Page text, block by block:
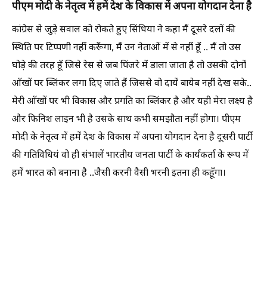
पीएम मोदी के नेतृत्व में हमें देश के विकास में अपना योगदान देना है
कांग्रेस से जुड़े सवाल को रोकते हुए सिंधिया ने कहा मैं दूसरे दलों की
स्थिति पर टिप्पणी नहीं करूँगा, मैं उन नेताओं में से नहीं हूँ .. मैं तो उस
घोड़े की तरह हूँ जिसे रेस से जब पिंजरे में डाला जाता है तो उसकी दोनों
आँखों पर ब्लिंकर लगा दिए जाते हैं जिससे वो दायें बायेब नहीं देख सके..
मेरी आँखों पर भी विकास और प्रगति का ब्लिंकर है और यही मेरा लक्ष्य है
और फिनिश लाइन भी है उसके साथ कभी समझौता नहीं होगा। पीएम
मोदी के नेतृत्व में हमें देश के विकास में अपना योगदान देना है दूसरी पार्टी
की गतिविधियं वो ही संभालें भारतीय जनता पार्टी के कार्यकर्ता के रूप में
हमें भारत को बनाना है ..जैसी करनी वैसी भरनी इतना ही कहूँगा।